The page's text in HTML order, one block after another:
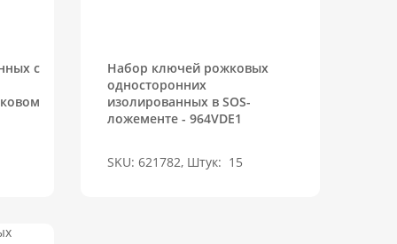
с
Набор ключей рожковых
односторонних
изолированных в SOS-
ложементе - 964VDE1
SKU: 621782, Штук: 15